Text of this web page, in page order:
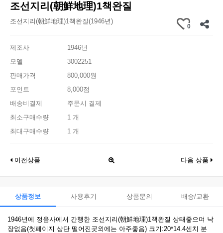
조선지리(朝鮮地理)1책완질
조선지리(朝鮮地理)1책완질(1946년)
0
제조사
1946년
모델
3002251
판매가격
800,000원
포인트
8,000점
배송비결제
주문시 결제
최소구매수량
1 개
최대구매수량
1 개
이전상품 다음 상품
상품정보 사용후기 상품문의 배송/교환
1946년에 정음사에서 간행한 조선지리(朝鮮地理)1책완질 상태좋으며 낙
장없음(첫페이지 상단 떨어진곳외에는 아주좋음) 크기:20*14.4센치 분